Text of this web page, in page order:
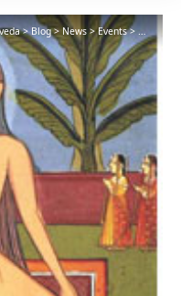
>Blog>News>Events>„Für